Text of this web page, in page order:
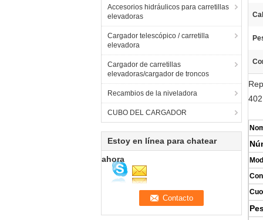
Accesorios hidráulicos para carretillas
elevadoras
Cargador telescópico / carretilla
elevadora
Cargador de carretillas
elevadoras/cargador de troncos
Recambios de la niveladora
CUBO DEL CARGADOR
Estoy en línea para chatear
ahora